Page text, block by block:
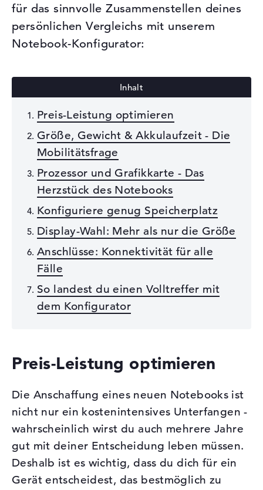
für das sinnvolle Zusammenstellen deines
persönlichen Vergleichs mit unserem
Notebook-Konfigurator:
Preis-Leistung optimieren
Größe, Gewicht & Akkulaufzeit - Die
Mobilitätsfrage
Prozessor und Grafikkarte - Das
Herzstück des Notebooks
Konfiguriere genug Speicherplatz
Display-Wahl: Mehr als nur die Größe
Anschlüsse: Konnektivität für alle
Fälle
So landest du einen Volltreffer mit
dem Konfigurator
Preis-Leistung optimieren
Die Anschaffung eines neuen Notebooks ist
nicht nur ein kostenintensives Unterfangen -
wahrscheinlich wirst du auch mehrere Jahre
gut mit deiner Entscheidung leben müssen.
Deshalb ist es wichtig, dass du dich für ein
Gerät entscheidest, das bestmöglich zu